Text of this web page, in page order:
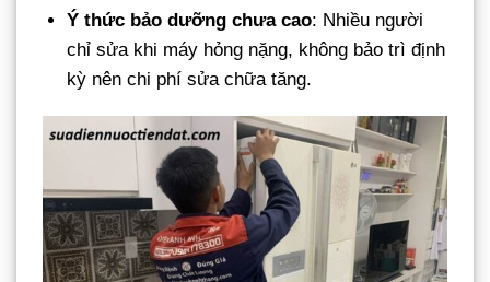
Ý thức bảo dưỡng chưa cao: Nhiều người
chỉ sửa khi máy hỏng nặng, không bảo trì định
kỳ nên chi phí sửa chữa tăng.